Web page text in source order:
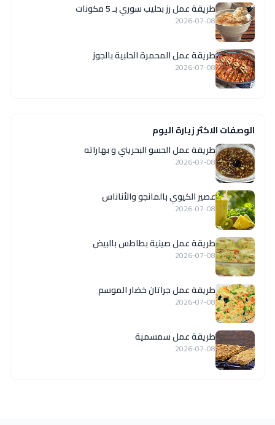
طريقة عمل رز بحليب سوري بـ 5 مكونات
2026-07-08
طريقة عمل المحمرة الحلبية بالجوز
2026-07-08
الوصفات الاكثر زيارة اليوم
طريقة عمل الحسو البحريني و بهاراته
2026-07-08
عصير الكيوي بالمانجو والأناناس
2026-07-08
طريقة عمل صينية بطاطس بالبيض
2026-07-08
طريقة عمل جراتان خضار الموسم
2026-07-08
طريقة عمل سمسمية
2026-07-08